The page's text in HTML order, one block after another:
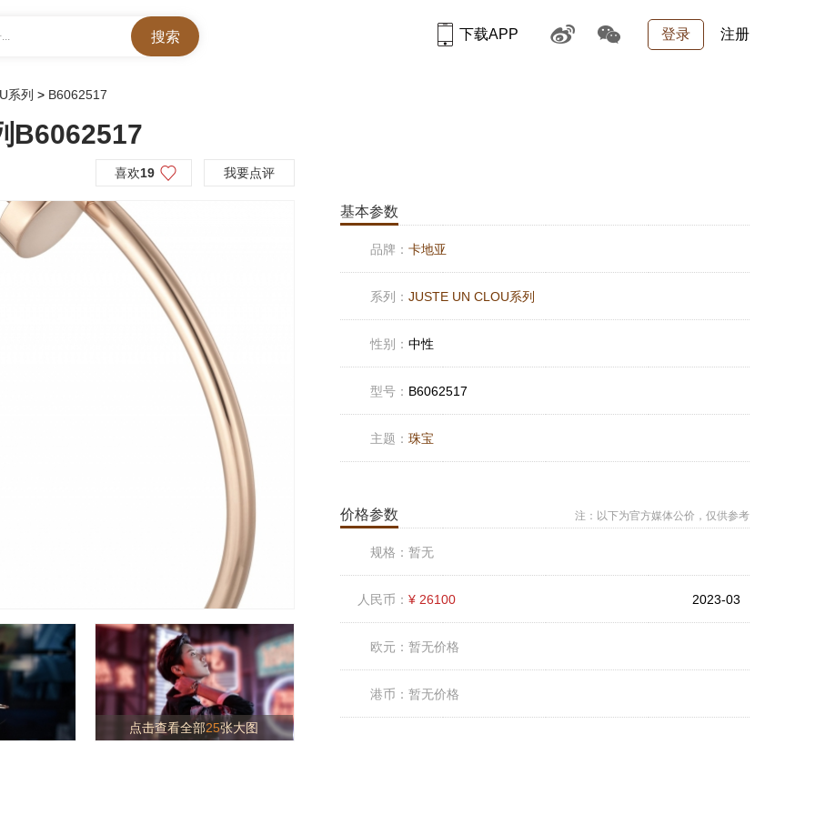
登录 注册
下载APP
系列 > B6062517
B6062517
喜欢19 我要点评
点击查看全部25张大图
基本参数
品牌： 卡地亚
系列： JUSTE UN CLOU系列
性别： 中性
型号： B6062517
主题： 珠宝
价格参数 注：以下为官方媒体公价，仅供参考
规格： 暂无
人民币： ¥ 26100 2023-03
欧元： 暂无价格
港币： 暂无价格